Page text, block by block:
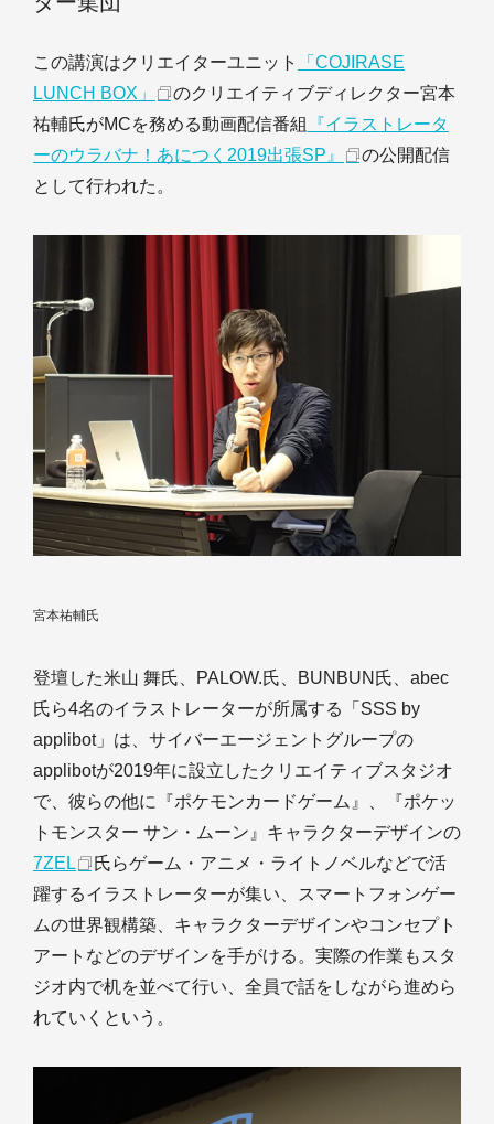
この講演はクリエイターユニット
「COJIRASE
LUNCH BOX」
のクリエイティブディレクター宮本
祐輔氏がMCを務める動画配信番組
『イラストレータ
ーのウラバナ！あにつく2019出張SP』
の公開配信
として行われた。
宮本祐輔氏
登壇した米山 舞氏、PALOW.氏、BUNBUN氏、abec
氏ら4名のイラストレーターが所属する「SSS by
applibot」は、サイバーエージェントグループの
applibotが2019年に設立したクリエイティブスタジオ
で、彼らの他に『ポケモンカードゲーム』、『ポケッ
トモンスター サン・ムーン』キャラクターデザインの
7ZEL
氏らゲーム・アニメ・ライトノベルなどで活
躍するイラストレーターが集い、スマートフォンゲー
ムの世界観構築、キャラクターデザインやコンセプト
アートなどのデザインを手がける。実際の作業もスタ
ジオ内で机を並べて行い、全員で話をしながら進めら
れていくという。